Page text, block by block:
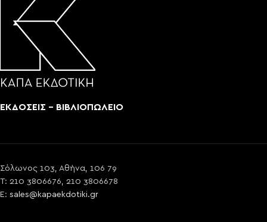
ΕΚΔΟΣΕΙΣ - ΒΙΒΛΙΟΠΩΛΕΙΟ
Σόλωνος 103, Αθήνα, 106 79
T: 210 3806676, 210 3806678
E: sales@kapaekdotiki.gr